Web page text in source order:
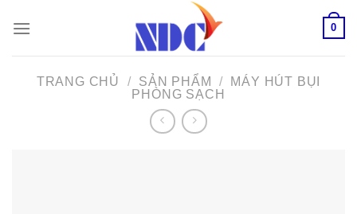
0
TRANG CHỦ / SẢN PHẨM /
MÁY HÚT BỤI
PHÒNG SẠCH